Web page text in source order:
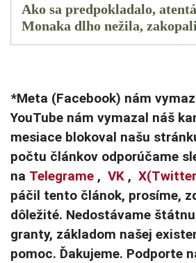
Ako sa predpokladalo,
Monaka dlho nežila,
*Meta (Facebook) nám
YouTube nám vymazal náš
mesiace blokoval našu
počtu článkov odporúčame
na Telegrame , VK ,
páčil tento článok, prosíme,
dôležité. Nedostávame
granty, základom našej
pomoc. Ďakujeme. Podporte